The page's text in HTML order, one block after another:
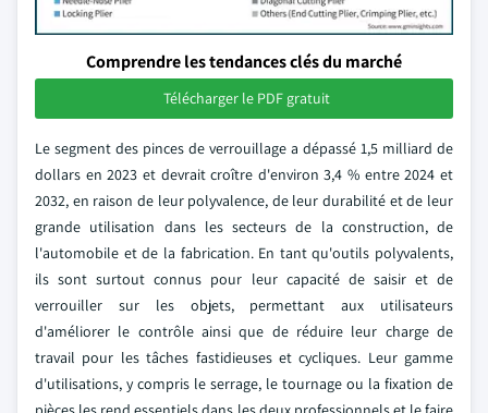
Comprendre les tendances clés du marché
Télécharger le PDF gratuit
Le segment des pinces de verrouillage a dépassé 1,5 milliard de
dollars en 2023 et devrait croître d'environ 3,4 % entre 2024 et
2032, en raison de leur polyvalence, de leur durabilité et de leur
grande utilisation dans les secteurs de la construction, de
l'automobile et de la fabrication. En tant qu'outils polyvalents,
ils sont surtout connus pour leur capacité de saisir et de
verrouiller sur les objets, permettant aux utilisateurs
d'améliorer le contrôle ainsi que de réduire leur charge de
travail pour les tâches fastidieuses et cycliques. Leur gamme
d'utilisations, y compris le serrage, le tournage ou la fixation de